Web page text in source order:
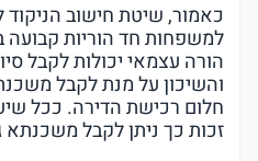
כאמור, שיטת חישוב
למשפחות חד הוריות
הורה עצמאי יכולות לקבל
והשיכון על מנת לקבל
חלום רכישת הדירה. ככל
זכות כך ניתן לקבל משכנתא